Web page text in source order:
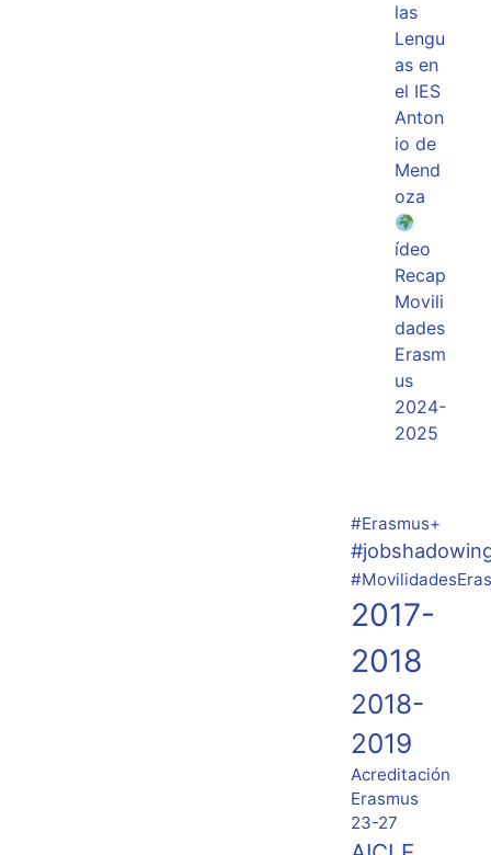
las
Lengu
as en
el IES
Anton
io de
Mend
oza
ídeo
Recap
Movili
dades
Erasm
us
2024-
2025
#Erasmus+
2017-
2018
2018-
2019
Acreditación
Erasmus
23-27